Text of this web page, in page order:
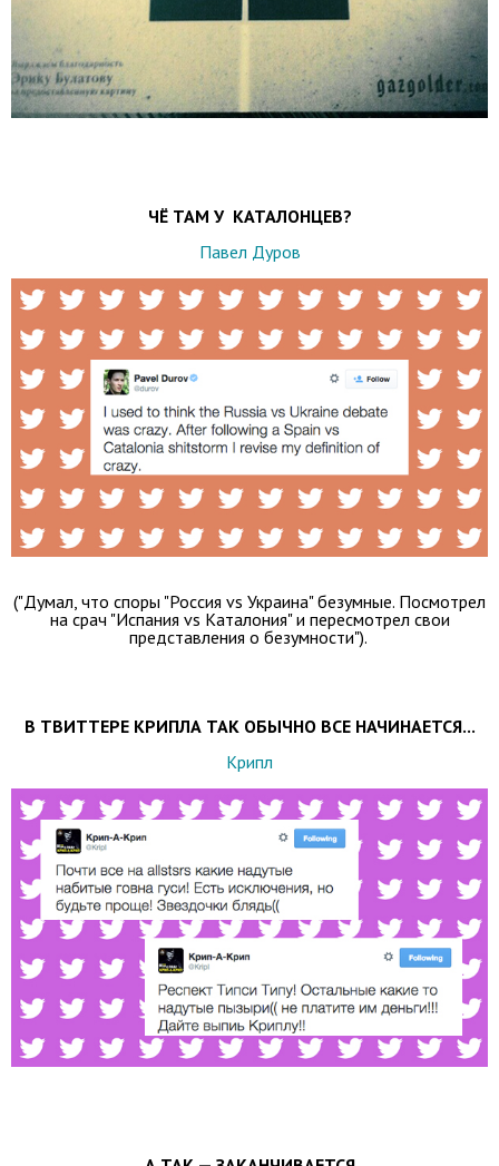
ЧЁ ТАМ У КАТАЛОНЦЕВ?
Павел Дуров
("Думал, что споры "Россия vs Украина" безумные. Посмотрел
на срач "Испания vs Каталония" и пересмотрел свои
представления о безумности").
В ТВИТТЕРЕ КРИПЛА ТАК ОБЫЧНО ВСЕ НАЧИНАЕТСЯ...
Крипл